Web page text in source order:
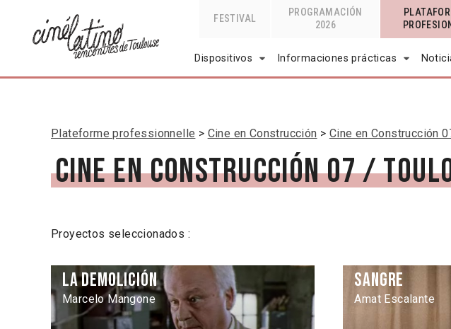
FESTIVAL
PROGRAMACIÓN
2026
Dispositivos Informaciones prácticas
Plateforme professionnelle Cine en Construcción Cine en Construcción
Cine en Construcción 07 /
Proyectos seleccionados :
La demolición
Marcelo Mangone
Sangre
Amat Escalante